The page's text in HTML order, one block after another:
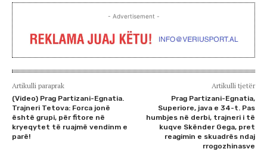
- Advertisement -
Artikulli paraprak
(Video) Prag Partizani-Egnatia.
Trajneri Tetova: Forca jonë
është grupi, për fitore në
kryeqytet të ruajmë vendinm e
parë!
Artikulli tjetër
Prag Partizani-Egnatia,
Superiore, java e 34-t. Pas
humbjes në derbi, trajneri i të
kuqve Skënder Gega, pret
reagimin e skuadrës ndaj
rrogozhinasve